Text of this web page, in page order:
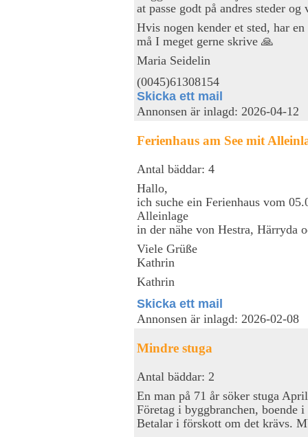
at passe godt på andres steder
Hvis nogen kender et sted, har
må I meget gerne skrive 🙏
Maria Seidelin
(0045)61308154
Skicka ett mail
Annonsen är inlagd: 2026-04-12
Ferienhaus am See mit
Antal bäddar: 4
Hallo,
ich suche ein Ferienhaus vom
Alleinlage
in der nähe von Hestra, Härryda
Viele Grüße
Kathrin
Kathrin
Skicka ett mail
Annonsen är inlagd: 2026-02-08
Mindre stuga
Antal bäddar: 2
En man på 71 år söker stuga
Företag i byggbranchen, boende
Betalar i förskott om det krävs.